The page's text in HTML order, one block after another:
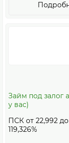
Займ под залог
у вас)
ПСК от 22,992 до
119,326%